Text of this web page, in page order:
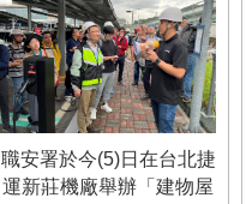
職安署於今(5)日在台北捷
運新莊機廠舉辦「建物屋